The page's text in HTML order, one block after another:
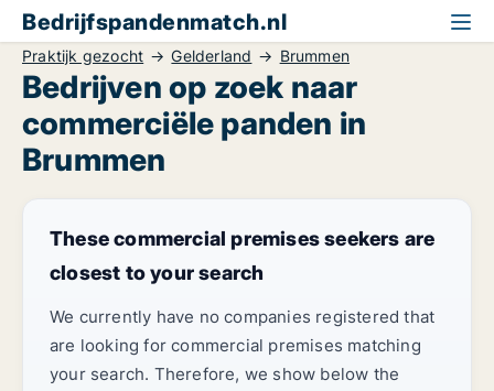
Bedrijfspandenmatch.nl
Praktijk gezocht Gelderland Brummen
Bedrijven op zoek naar
commerciële panden in
Brummen
These commercial premises seekers are
closest to your search
We currently have no companies registered that
are looking for commercial premises matching
your search. Therefore, we show below the